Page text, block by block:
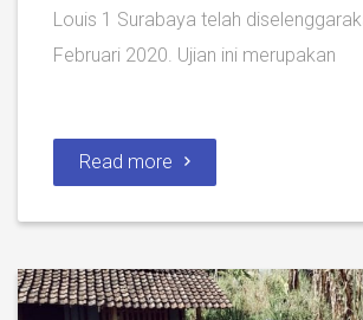
Louis 1 Surabaya telah
Februari 2020. Ujian ini merupakan
Read more